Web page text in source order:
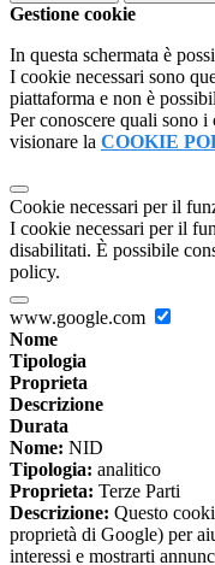
Gestione cookie
In questa schermata è
I cookie necessari sono
piattaforma e non è
Per conoscere quali sono
visionare la COOKIE
Cookie necessari per il
I cookie necessari per il
disabilitati. È possibile
policy.
www.google.com
Nome
Tipologia
Proprieta
Descrizione
Durata
Nome: NID
Tipologia: analitico
Proprieta: Terze Parti
Descrizione: Questo
proprietà di Google) per
interessi e mostrarti